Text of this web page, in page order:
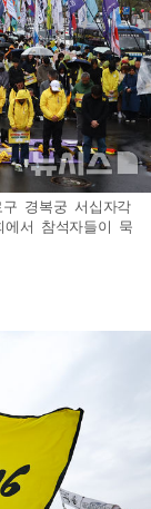
경복궁 서십자각
에서 참석자들이 묵